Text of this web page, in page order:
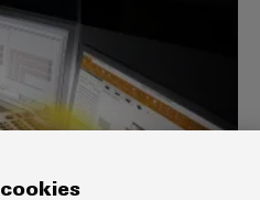
Configurador Weidmüller